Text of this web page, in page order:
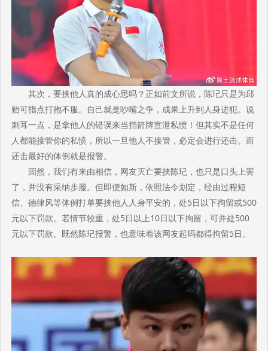
其次，要挟他人真的成心思吗？正如前文所说，陈玘只是为邱
贻可指点打抱不服。自己就是吵嘴之争，成果上升到人身进犯。说
刺耳一点，是拿他人的错误来当挡箭牌宣泄私愤！但其实不是任何
人都能接管你的私愤，所以一旦他人不接管，必定会进行还击。而
还击最好的体例就是报警。
固然，我们有来由相信，网友灭亡要挟陈玘，也只是口头上罢
了，并没有采纳步履。但即便如斯，依照法令划定，经由过程短
信、德律风等体例打单要挟他人人身平安的，处5日以下拘留或500
元以下罚款。若情节较重，处5日以上10日以下拘留，可并处500
元以下罚款。既然陈玘报警，也意味着该网友起码都得拘留5日。